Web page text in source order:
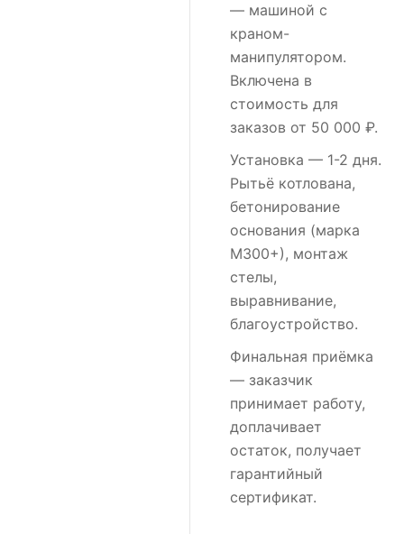
— машиной с
краном-
манипулятором.
Включена в
стоимость для
заказов от 50 000 ₽.
Установка — 1-2 дня.
Рытьё котлована,
бетонирование
основания (марка
М300+), монтаж
стелы,
выравнивание,
благоустройство.
Финальная приёмка
— заказчик
принимает работу,
доплачивает
остаток, получает
гарантийный
сертификат.